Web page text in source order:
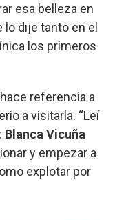
esa belleza en
lo dije tanto en el
los primeros
referencia a
a visitarla. “Leí
Blanca Vicuña
y empezar a
explotar por